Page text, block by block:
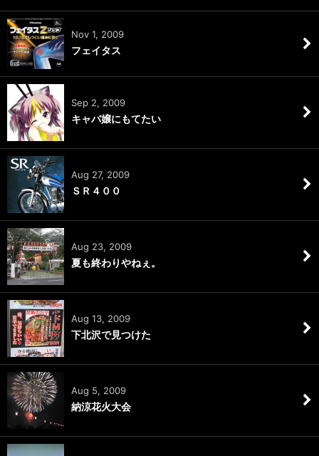
Nov 1, 2009
フェイタス
Sep 2, 2009
キャバ嬢にもてたい
Aug 27, 2009
ＳＲ４００
Aug 23, 2009
夏も終わりやねぇ。
Aug 13, 2009
下北沢で見つけた
Aug 5, 2009
納涼花火大会